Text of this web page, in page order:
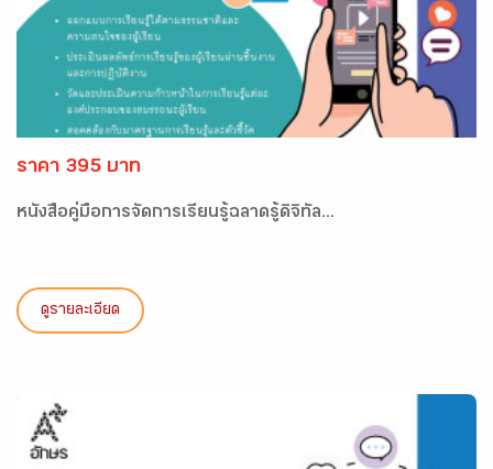
ราคา 395 บาท
หนังสือคู่มือการจัดการเรียนรู้ฉลาดรู้ดิจิทัล...
ดูรายละเอียด